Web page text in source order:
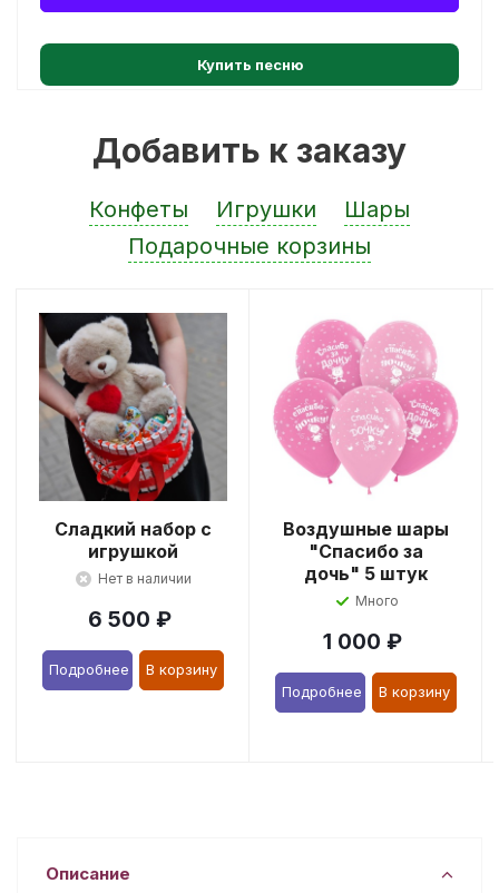
Купить песню
Добавить к заказу
Конфеты Игрушки
Шары
Подарочные корзины
Сладкий набор с
игрушкой
Нет в наличии
6 500 ₽
Подробнее В корзину
Воздушные шары
"Спасибо за
дочь" 5 штук
Много
1 000 ₽
Подробнее В корзину
Описание